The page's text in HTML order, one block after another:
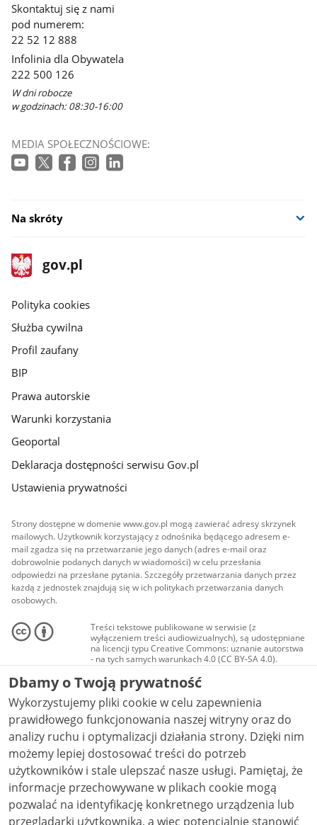
Skontaktuj się z nami
pod numerem:
22 52 12 888
Infolinia dla Obywatela
222 500 126
W dni robocze
w godzinach: 08:30-16:00
MEDIA SPOŁECZNOŚCIOWE:
Na skróty
stopka
gov.pl
Strona
gov.pl
gov.pl
Polityka cookies
Służba cywilna
Profil zaufany
BIP
Prawa autorskie
Warunki korzystania
Geoportal
Deklaracja dostępności serwisu Gov.pl
Ustawienia prywatności
Strony dostępne w domenie www.gov.pl mogą zawierać adresy skrzynek
mailowych. Użytkownik korzystający z odnośnika będącego adresem e-
mail zgadza się na przetwarzanie jego danych (adres e-mail oraz
dobrowolnie podanych danych w wiadomości) w celu przesłania
odpowiedzi na przesłane pytania. Szczegóły przetwarzania danych przez
każdą z jednostek znajdują się w ich politykach przetwarzania danych
osobowych.
Treści tekstowe publikowane w serwisie (z
wyłączeniem treści audiowizualnych), są udostępniane
na licencji typu Creative Commons: uznanie autorstwa
- na tych samych warunkach 4.0 (CC BY-SA 4.0).
Materiały audiowizualne, w tym zdjęcia, materiały
audio i wideo, są udostępniane na licencji typu
Creative Commons: uznanie autorstwa użycie
niekomercyjne - bez utworów zależnych 4.0 (CC BY-
NC-ND 4.0), o ile nie jest to stwierdzone inaczej.
Dbamy o Twoją prywatność
Wykorzystujemy pliki cookie w celu zapewnienia
prawidłowego funkcjonowania naszej witryny oraz do
analizy ruchu i optymalizacji działania strony. Dzięki nim
możemy lepiej dostosować treści do potrzeb
użytkowników i stale ulepszać nasze usługi. Pamiętaj, że
informacje przechowywane w plikach cookie mogą
pozwalać na identyfikację konkretnego urządzenia lub
przeglądarki użytkownika, a więc potencjalnie stanowić